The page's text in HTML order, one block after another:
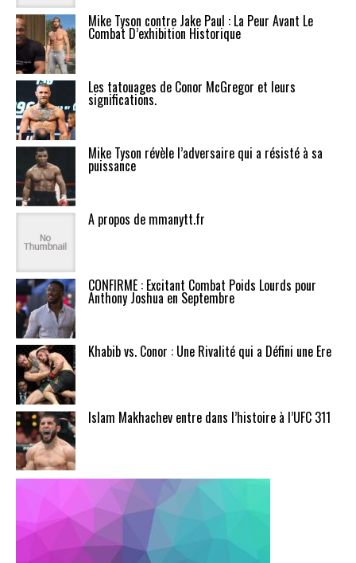
Mike Tyson contre Jake Paul : La Peur Avant Le
Combat D’exhibition Historique
Les tatouages de Conor McGregor et leurs
significations.
Mike Tyson révèle l’adversaire qui a résisté à sa
puissance
A propos de mmanytt.fr
CONFIRMÉ : Excitant Combat Poids Lourds pour
Anthony Joshua en Septembre
Khabib vs. Conor : Une Rivalité qui a Défini une Ère
Islam Makhachev entre dans l’histoire à l’UFC 311